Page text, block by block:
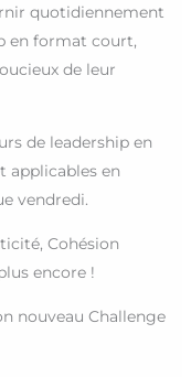
quotidiennement
en format court,
de leur
de leadership en
applicables en
vendredi.
Cohésion
encore !
nouveau Challenge